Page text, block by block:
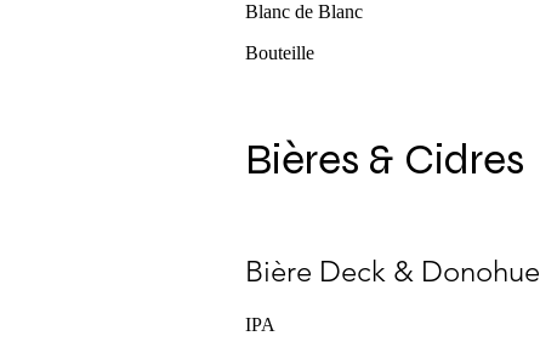
Blanc de Blanc
Bouteille
Bières & Cidres
Bière Deck & Donohue
IPA